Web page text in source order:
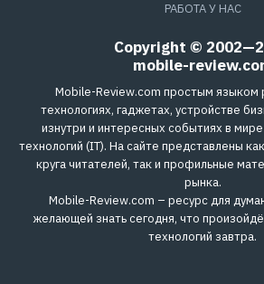
РАБОТА У НАС
Copyright ©
mobile-
Mobile-Review.com простым языком
технологиях, гаджетах, устройстве
изнутри и интересных событиях в
технологий (IT). На сайте представлены
круга читателей, так и профильные
рынка.
Mobile-Review.com – ресурс для
желающей знать сегодня, что
технологий завтра.